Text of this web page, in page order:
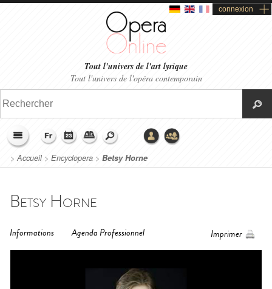
connexion
Tout l'univers de l'art lyrique
Tout l'univers de l'opéra contemporain
>Accueil> Encyclopera > Betsy Horne
Betsy Horne
Informations Agenda Professionnel Imprimer